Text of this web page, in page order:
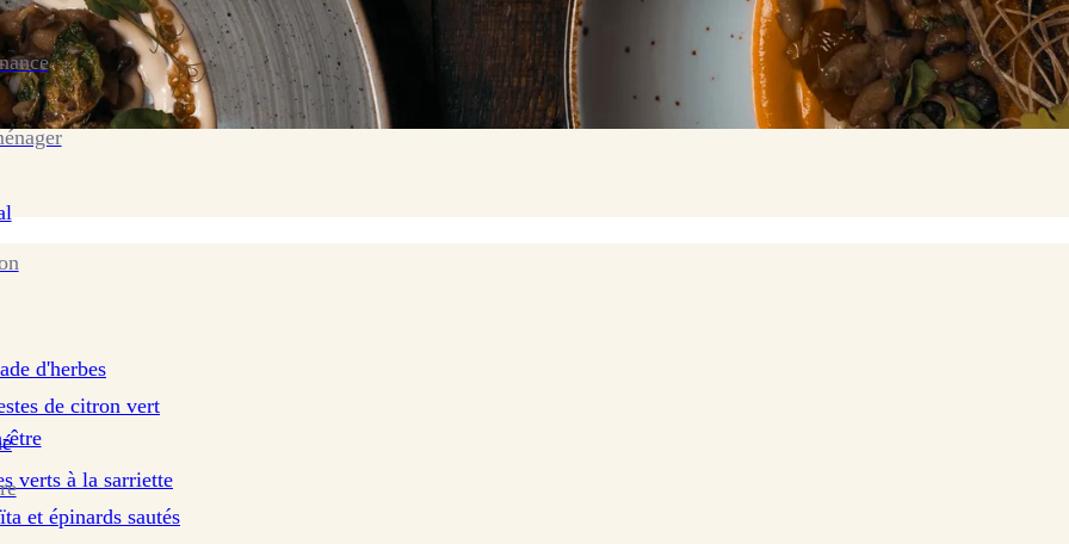
être
d'herbes
de citron vert
verts à la sarriette
et épinards sautés